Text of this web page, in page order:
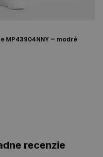
MP43904NNY – modré
recenzie